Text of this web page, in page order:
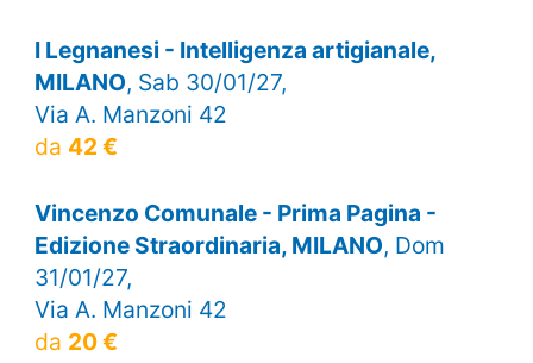
I Legnanesi - Intelligenza artigianale,
MILANO, Sab 30/01/27,
Via A. Manzoni 42
da 42 €
Vincenzo Comunale - Prima Pagina -
Edizione Straordinaria, MILANO, Dom
31/01/27,
Via A. Manzoni 42
da 20 €